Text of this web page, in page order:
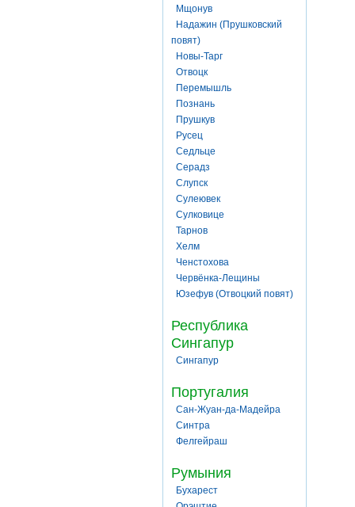
Мщонув
Надажин (Прушковский
повят)
Новы-Тарг
Отвоцк
Перемышль
Познань
Прушкув
Русец
Седльце
Серадз
Слупск
Сулеювек
Сулковице
Тарнов
Хелм
Ченстохова
Червёнка-Лещины
Юзефув (Отвоцкий повят)
Республика
Сингапур
Сингапур
Португалия
Сан-Жуан-да-Мадейра
Синтра
Фелгейраш
Румыния
Бухарест